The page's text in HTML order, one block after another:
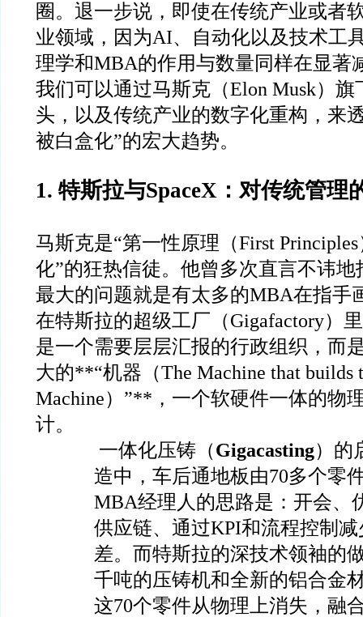
圈。退一步说，即使在传统产业或者
业领域，因为AI、自动化以及技术工
理学和MBA的作用与数量同样在显著
我们可以通过马斯克（Elon Musk）
头，以及传统产业的数字化重构，来
被白盒化”的宏大趋势。
1. 特斯拉与SpaceX：对传统管理
马斯克是“第一性原理（First
化”的狂热信徒。他曾多次直言不讳地
最大的问题就是有太多的MBA在指手
在特斯拉的超级工厂（Gigafactory）
是一个需要层层汇报的行政组织，而
大的**“机器（The Machine that builds
Machine）”**，一个软硬件一体的物
计。
一体化压铸（Gigacasting）的
造中，车后通地板由70多个零
MBA经理人的思路是：开会、
供应链、通过KPI和流程控制
差。而特斯拉的深技术领袖的
千吨的压铸机和全新的铝合金
这70个零件从物理上消失，融